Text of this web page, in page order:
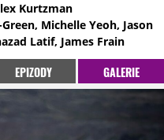
Kurtzman
Michelle Yeoh, Jason
Latif, James Frain
EPIZODY GALERIE